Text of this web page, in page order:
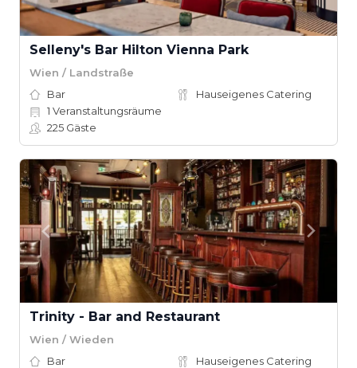
Selleny's Bar Hilton Vienna Park
Wien / Landstraße
Bar
Hauseigenes Catering
1 Veranstaltungsräume
225 Gäste
Trinity - Bar and Restaurant
Wien / Wieden
Bar
Hauseigenes Catering